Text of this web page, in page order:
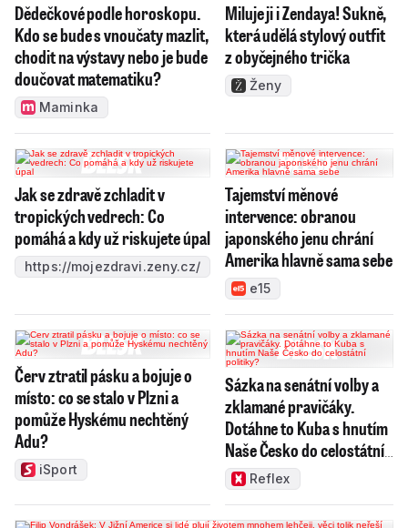
Dědečkové podle horoskopu.
Kdo se bude s vnoučaty mazlit,
chodit na výstavy nebo je bude
doučovat matematiku?
Maminka
Miluje ji i Zendaya! Sukně,
která udělá stylový outfit
z obyčejného trička
Ženy
Jak se zdravě zchladit v
tropických vedrech: Co
pomáhá a kdy už riskujete úpal
https://mojezdravi.zeny.cz/
Tajemství měnové
intervence: obranou
japonského jenu chrání
Amerika hlavně sama sebe
e15
Červ ztratil pásku a bojuje o
místo: co se stalo v Plzni a
pomůže Hyskému nechtěný
Adu?
iSport
Sázka na senátní volby a
zklamané pravičáky.
Dotáhne to Kuba s hnutím
Naše Česko do celostátní
politiky?
Reflex